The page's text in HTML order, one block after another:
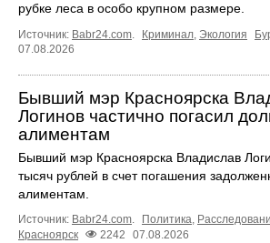
рубке леса в особо крупном размере.
Источник: Babr24.com. Криминал, Экология
07.08.2026
Бывший мэр Красноярска
Логинов частично погасил
алиментам
Бывший мэр Красноярска Владислав
тысяч рублей в счет погашения
алиментам.
Источник: Babr24.com. Политика,
Красноярск
2242 07.08.2026